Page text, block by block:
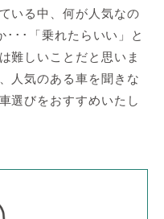
いる中、何が人気なの
･･･「乗れたらいい」と
難しいことだと思いま
人気のある車を聞きな
選びをおすすめいたし